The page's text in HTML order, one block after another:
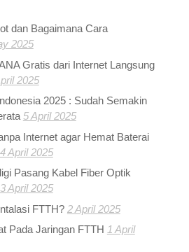
dan Bagaimana Cara
2025
Gratis dari Internet Langsung
2025
2025 : Sudah Semakin
5 April 2025
Internet agar Hemat Baterai
4 April 2025
Pasang Kabel Fiber Optik
3 April 2025
FTTH? 2 April 2025
Pada Jaringan FTTH 1 April